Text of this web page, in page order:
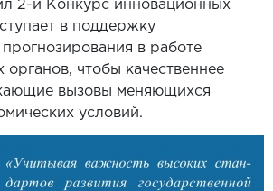
2-й Конкурс инновационных
в поддержку
прогнозирования в работе
органов, чтобы качественнее
вызовы меняющихся
условий.